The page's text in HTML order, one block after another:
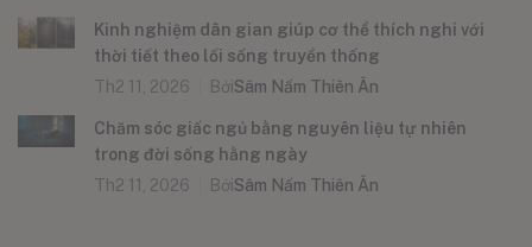
Kinh nghiệm dân gian giúp cơ thể thích nghi với
thời tiết theo lối sống truyền thống
Th2 11, 2026
BởiSâm Nấm Thiên Ân
Chăm sóc giấc ngủ bằng nguyên liệu tự nhiên
trong đời sống hằng ngày
Th2 11, 2026
BởiSâm Nấm Thiên Ân